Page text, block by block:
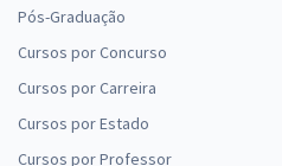
Pós-Graduação
Cursos por Concurso
Cursos por Carreira
Cursos por Estado
Cursos por Professor